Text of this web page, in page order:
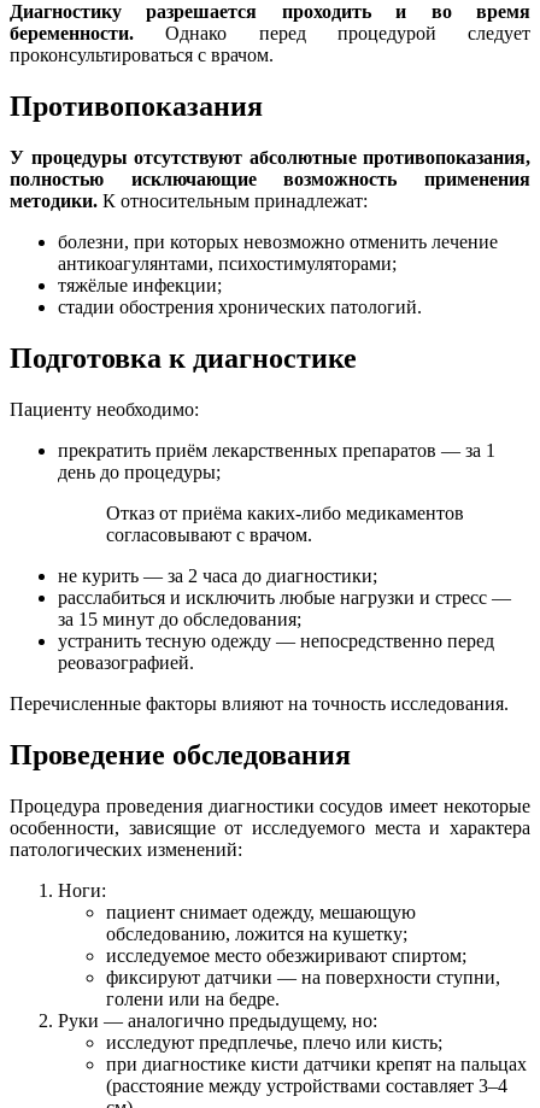
Диагностику разрешается проходить и во время
беременности. Однако перед процедурой следует
проконсультироваться с врачом.
Противопоказания
У процедуры отсутствуют абсолютные противопоказания,
полностью исключающие возможность применения
методики. К относительным принадлежат:
болезни, при которых невозможно отменить лечение
антикоагулянтами, психостимуляторами;
тяжёлые инфекции;
стадии обострения хронических патологий.
Подготовка к диагностике
Пациенту необходимо:
прекратить приём лекарственных препаратов — за 1
день до процедуры;
Отказ от приёма каких-либо медикаментов
согласовывают с врачом.
не курить — за 2 часа до диагностики;
расслабиться и исключить любые нагрузки и стресс —
за 15 минут до обследования;
устранить тесную одежду — непосредственно перед
реовазографией.
Перечисленные факторы влияют на точность исследования.
Проведение обследования
Процедура проведения диагностики сосудов имеет некоторые
особенности, зависящие от исследуемого места и характера
патологических изменений:
Ноги:
пациент снимает одежду, мешающую
обследованию, ложится на кушетку;
исследуемое место обезжиривают спиртом;
фиксируют датчики — на поверхности ступни,
голени или на бедре.
Руки — аналогично предыдущему, но:
исследуют предплечье, плечо или кисть;
при диагностике кисти датчики крепят на пальцах
(расстояние между устройствами составляет 3–4